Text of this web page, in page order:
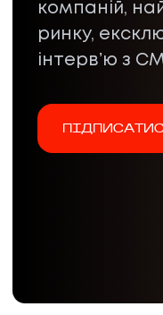
компаній,
ринку,
інтервʼю з